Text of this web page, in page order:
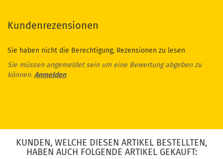
Kundenrezensionen
Sie haben nicht die Berechtigung, Rezensionen zu lesen
Sie müssen angemeldet sein um eine Bewertung abgeben zu
können. Anmelden
KUNDEN, WELCHE DIESEN ARTIKEL BESTELLTEN,
HABEN AUCH FOLGENDE ARTIKEL GEKAUFT: